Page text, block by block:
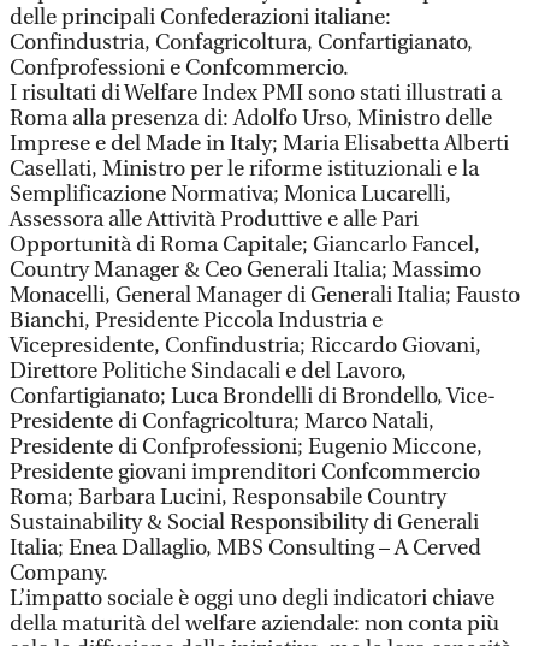
delle principali Confederazioni italiane:
Confindustria, Confagricoltura, Confartigianato,
Confprofessioni e Confcommercio.
I risultati di Welfare Index PMI sono stati illustrati a
Roma alla presenza di: Adolfo Urso, Ministro delle
Imprese e del Made in Italy; Maria Elisabetta Alberti
Casellati, Ministro per le riforme istituzionali e la
Semplificazione Normativa; Monica Lucarelli,
Assessora alle Attività Produttive e alle Pari
Opportunità di Roma Capitale; Giancarlo Fancel,
Country Manager & Ceo Generali Italia; Massimo
Monacelli, General Manager di Generali Italia; Fausto
Bianchi, Presidente Piccola Industria e
Vicepresidente, Confindustria; Riccardo Giovani,
Direttore Politiche Sindacali e del Lavoro,
Confartigianato; Luca Brondelli di Brondello, Vice-
Presidente di Confagricoltura; Marco Natali,
Presidente di Confprofessioni; Eugenio Miccone,
Presidente giovani imprenditori Confcommercio
Roma; Barbara Lucini, Responsabile Country
Sustainability & Social Responsibility di Generali
Italia; Enea Dallaglio, MBS Consulting – A Cerved
Company.
L’impatto sociale è oggi uno degli indicatori chiave
della maturità del welfare aziendale: non conta più